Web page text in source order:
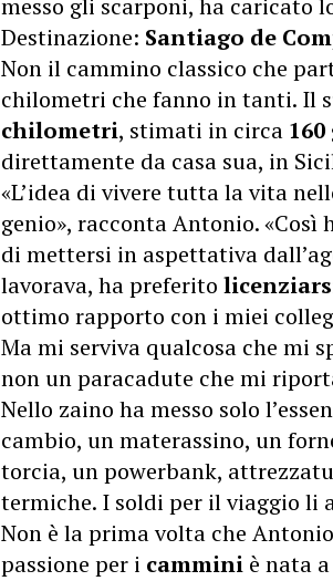
messo gli scarponi, ha caricato
Destinazione: Santiago de
Non il cammino classico che
chilometri che fanno in tanti. Il
chilometri, stimati in circa
direttamente da casa sua, in
«L’idea di vivere tutta la vita
genio», racconta Antonio. «Così
di mettersi in aspettativa
lavorava, ha preferito
ottimo rapporto con i miei
Ma mi serviva qualcosa che mi
non un paracadute che mi
Nello zaino ha messo solo
cambio, un materassino, un
torcia, un powerbank,
termiche. I soldi per il viaggio li
Non è la prima volta che
passione per i cammini è nata